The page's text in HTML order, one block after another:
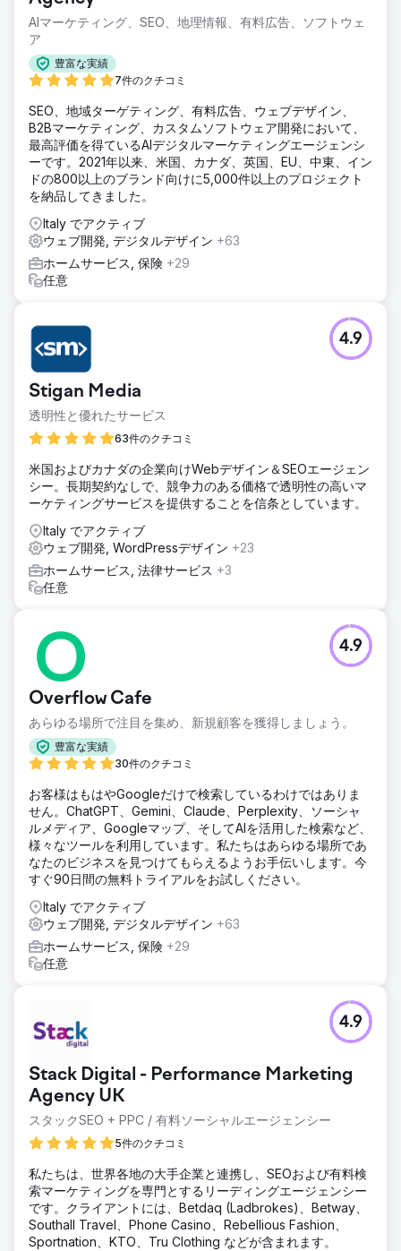
AIマーケティング、SEO、地理情報、有料広告、ソフトウェ
ア
豊富な実績
7件のクチコミ
SEO、地域ターゲティング、有料広告、ウェブデザイン、
B2Bマーケティング、カスタムソフトウェア開発において、
最高評価を得ているAIデジタルマーケティングエージェンシ
ーです。2021年以来、米国、カナダ、英国、EU、中東、イン
ドの800以上のブランド向けに5,000件以上のプロジェクト
を納品してきました。
Italy でアクティブ
ウェブ開発, デジタルデザイン +63
ホームサービス, 保険 +29
任意
Stigan Media
透明性と優れたサービス
63件のクチコミ
4.9
米国およびカナダの企業向けWebデザイン＆SEOエージェン
シー。長期契約なしで、競争力のある価格で透明性の高いマ
ーケティングサービスを提供することを信条としています。
Italy でアクティブ
ウェブ開発, WordPressデザイン +23
ホームサービス, 法律サービス +3
任意
Overflow Cafe
あらゆる場所で注目を集め、新規顧客を獲得しましょう。
豊富な実績
30件のクチコミ
4.9
お客様はもはやGoogleだけで検索しているわけではありま
せん。ChatGPT、Gemini、Claude、Perplexity、ソーシャ
ルメディア、Googleマップ、そしてAIを活用した検索など、
様々なツールを利用しています。私たちはあらゆる場所であ
なたのビジネスを見つけてもらえるようお手伝いします。今
すぐ90日間の無料トライアルをお試しください。
Italy でアクティブ
ウェブ開発, デジタルデザイン +63
ホームサービス, 保険 +29
任意
Stack Digital - Performance Marketing
Agency UK
スタックSEO + PPC / 有料ソーシャルエージェンシー
5件のクチコミ
4.9
私たちは、世界各地の大手企業と連携し、SEOおよび有料検
索マーケティングを専門とするリーディングエージェンシー
です。クライアントには、Betdaq (Ladbrokes)、Betway、
Southall Travel、Phone Casino、Rebellious Fashion、
Sportnation、KTO、Tru Clothing などが含まれます。